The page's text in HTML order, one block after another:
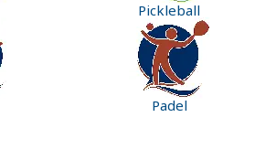
Pickleball
Padel